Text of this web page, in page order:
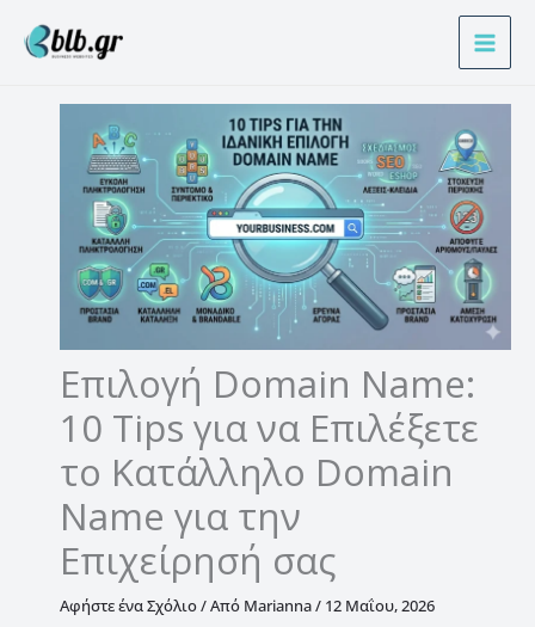
στο
Επιλογή Domain Name:
10 Tips για να Επιλέξετε
το Κατάλληλο Domain
Name για την
Επιχείρησή σας
Αφήστε ένα Σχόλιο/ Από Marianna/ 12 Μαΐου, 2026
ν